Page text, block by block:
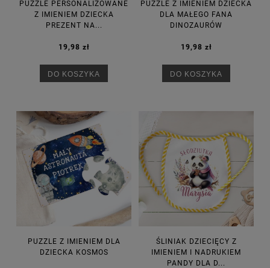
PUZZLE PERSONALIZOWANE
Z IMIENIEM DZIECKA
PREZENT NA...
19,98 zł
DO KOSZYKA
PUZZLE Z IMIENIEM DZIECKA
DLA MAŁEGO FANA
DINOZAURÓW
19,98 zł
DO KOSZYKA
PUZZLE Z IMIENIEM DLA
DZIECKA KOSMOS
ŚLINIAK DZIECIĘCY Z
IMIENIEM I NADRUKIEM
PANDY DLA D...